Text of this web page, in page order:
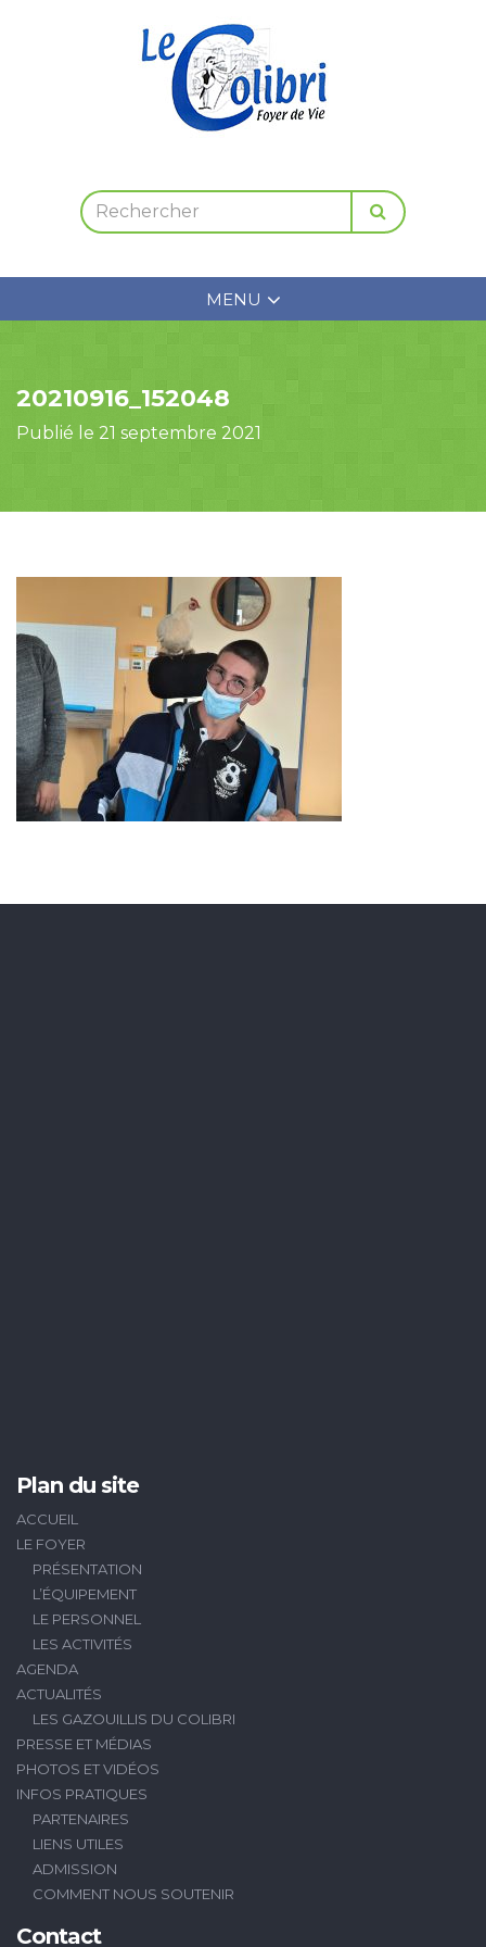
MENU
20210916_152048
Publié le 21 septembre 2021
Plan du site
ACCUEIL
LE FOYER
PRÉSENTATION
L’ÉQUIPEMENT
LE PERSONNEL
LES ACTIVITÉS
AGENDA
ACTUALITÉS
LES GAZOUILLIS DU COLIBRI
PRESSE ET MÉDIAS
PHOTOS ET VIDÉOS
INFOS PRATIQUES
PARTENAIRES
LIENS UTILES
ADMISSION
COMMENT NOUS SOUTENIR
Contact